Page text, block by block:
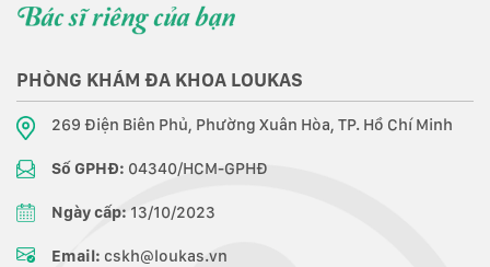
PHÒNG KHÁM ĐA KHOA LOUKAS
269 Điện Biên Phủ, Phường Xuân Hòa, TP. Hồ Chí Minh
Số GPHĐ: 04340/HCM-GPHĐ
Ngày cấp: 13/10/2023
Email: cskh@loukas.vn